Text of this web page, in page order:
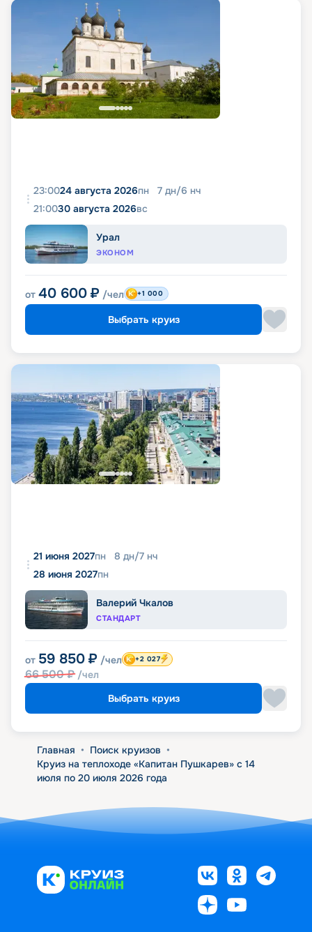
23:0024 августа 2026пн 7 дн/6 нч
21:0030 августа 2026вс
Урал
ЭКОНОМ
от 40 600 ₽ /чел +1 000
Выбрать круиз
21 июня 2027пн 8 дн/7 нч
28 июня 2027пн
Валерий Чкалов
СТАНДАРТ
от 59 850 ₽ /чел
66 500₽ /чел
+2 027
Выбрать круиз
Главная • Поиск круизов •
Круиз на теплоходе «Капитан Пушкарев» с 14
июля по 20 июля 2026 года